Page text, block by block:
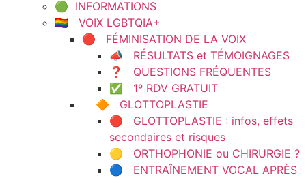
🟢 INFORMATIONS
🏳️‍🌈 VOIX LGBTQIA+
🔴 FÉMINISATION DE LA VOIX
📣 RÉSULTATS et TÉMOIGNAGES
❓ QUESTIONS FRÉQUENTES
✅ 1º RDV GRATUIT
🔶 GLOTTOPLASTIE
🔴 GLOTTOPLASTIE : infos, effets
secondaires et risques
🟡 ORTHOPHONIE ou CHIRURGIE ?
🔵 ENTRAÎNEMENT VOCAL APRÈS